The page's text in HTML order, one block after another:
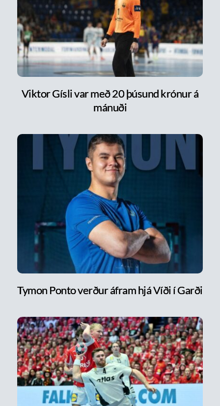
Viktor Gísli var með 20 þúsund krónur á
mánuði
Tymon Ponto verður áfram hjá Víði í Garði